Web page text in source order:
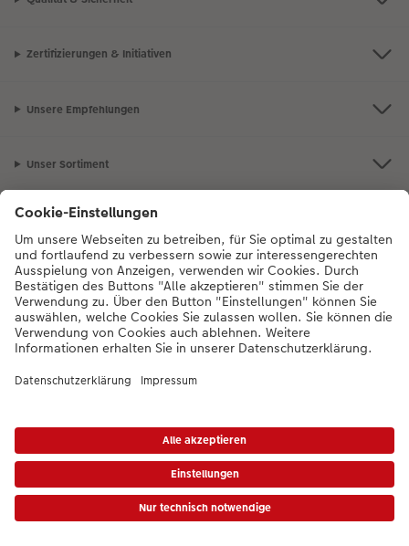
Zertifizierungen & Initiativen
Unsere Empfehlungen
Unser Sortiment
Service
Mehr zum CEWE Fotoservice
Mo. bis Sa.: 8:00 – 20:00 Uhr und So.: 10:00 – 18:00
Uhr
* Die UVP gelten inkl. MwSt. zzgl. Versandkosten (ggf. auch bei Filialabholung) gem.
Preisliste